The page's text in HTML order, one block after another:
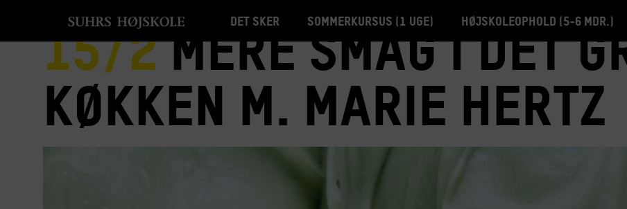
Det sker Sommerkursus (1 uge) Højskoleophold (5-6 mdr.)
15/2Mere smag i det
køkken m. Marie Hertz